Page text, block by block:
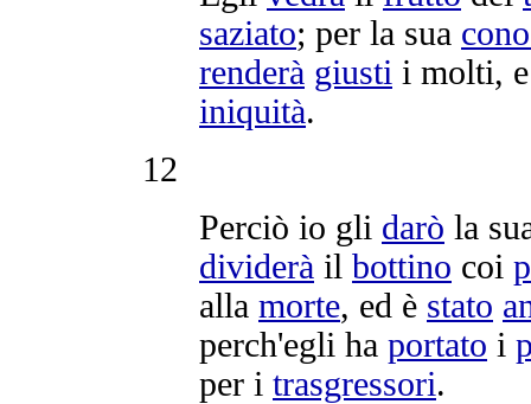
saziato; per la sua
renderà giusti i molti,
iniquità.
12
Perciò io gli darò la
dividerà il bottino coi
alla morte, ed è stato
perch'egli ha portato i
per i trasgressori.